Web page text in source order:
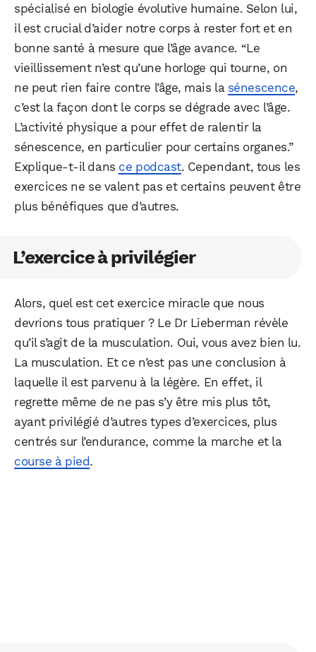
spécialisé en biologie évolutive humaine. Selon lui,
il est crucial d’aider notre corps à rester fort et en
bonne santé à mesure que l’âge avance. “Le
vieillissement n’est qu’une horloge qui tourne, on
ne peut rien faire contre l’âge, mais la sénescence,
c’est la façon dont le corps se dégrade avec l’âge.
L’activité physique a pour effet de ralentir la
sénescence, en particulier pour certains organes.”
Explique-t-il dans ce podcast. Cependant, tous les
exercices ne se valent pas et certains peuvent être
plus bénéfiques que d’autres.
L’exercice à privilégier
Alors, quel est cet exercice miracle que nous
devrions tous pratiquer ? Le Dr Lieberman révèle
qu’il s’agit de la musculation. Oui, vous avez bien lu.
La musculation. Et ce n’est pas une conclusion à
laquelle il est parvenu à la légère. En effet, il
regrette même de ne pas s’y être mis plus tôt,
ayant privilégié d’autres types d’exercices, plus
centrés sur l’endurance, comme la marche et la
course à pied.